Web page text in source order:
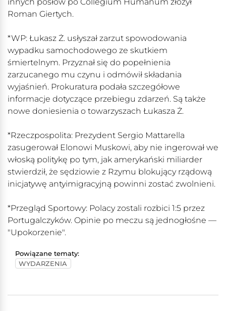
Roman Giertych.
*WP: Łukasz Ż. usłyszał zarzut spowodowania
wypadku samochodowego ze skutkiem
śmiertelnym. Przyznał się do popełnienia
zarzucanego mu czynu i odmówił składania
wyjaśnień. Prokuratura podała szczegółowe
informacje dotyczące przebiegu zdarzeń. Są także
nowe doniesienia o towarzyszach Łukasza Ż.
*Rzeczpospolita: Prezydent Sergio Mattarella
zasugerował Elonowi Muskowi, aby nie ingerował we
włoską politykę po tym, jak amerykański miliarder
stwierdził, że sędziowie z Rzymu blokujący rządową
inicjatywę antyimigracyjną powinni zostać zwolnieni.
*Przegląd Sportowy: Polacy zostali rozbici 1:5 przez
Portugalczyków. Opinie po meczu są jednogłośne —
"Upokorzenie".
Powiązane tematy:
WYDARZENIA